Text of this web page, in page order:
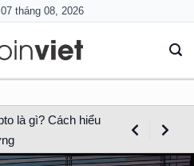
tháng 08, 2026
là gì? Cách hiểu